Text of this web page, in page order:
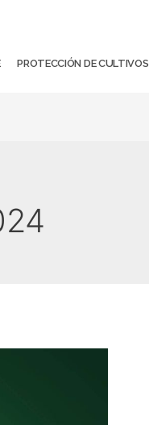
PROTECCIÓN DE CULTIVOS